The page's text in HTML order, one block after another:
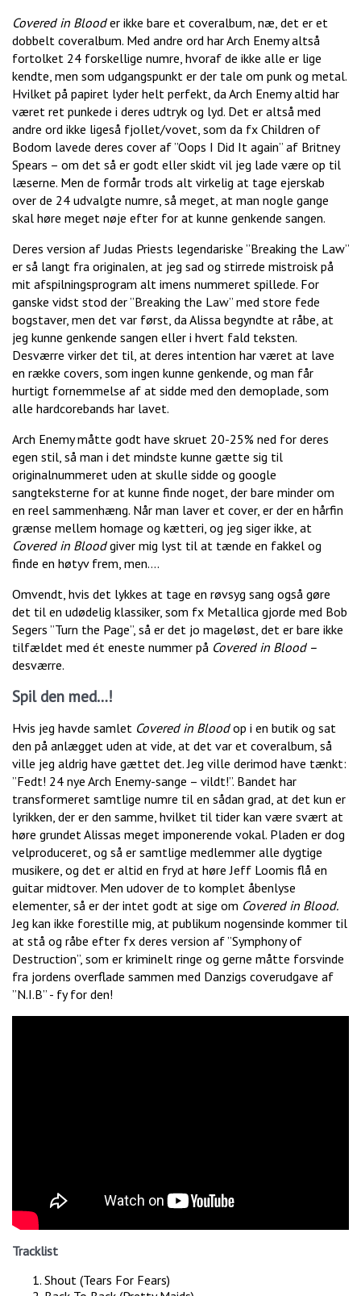
Covered in Blooder ikke bare et coveralbum, næ, det er et
dobbelt coveralbum. Med andre ord har Arch Enemy altså
fortolket 24 forskellige numre, hvoraf de ikke alle er lige
kendte, men som udgangspunkt er der tale om punk og metal.
Hvilket på papiret lyder helt perfekt, da Arch Enemy altid har
været ret punkede i deres udtryk og lyd. Det er altså med
andre ord ikke ligeså fjollet/vovet, som da fx Children of
Bodom lavede deres cover af ”Oops I Did It again” af Britney
Spears – om det så er godt eller skidt vil jeg lade være op til
læserne. Men de formår trods alt virkelig at tage ejerskab
over de 24 udvalgte numre, så meget, at man nogle gange
skal høre meget nøje efter for at kunne genkende sangen.
Deres version af Judas Priests legendariske ”Breaking the Law”
er så langt fra originalen, at jeg sad og stirrede mistroisk på
mit afspilningsprogram alt imens nummeret spillede. For
ganske vidst stod der ”Breaking the Law” med store fede
bogstaver, men det var først, da Alissa begyndte at råbe, at
jeg kunne genkende sangen eller i hvert fald teksten.
Desværre virker det til, at deres intention har været at lave
en række covers, som ingen kunne genkende, og man får
hurtigt fornemmelse af at sidde med den demoplade, som
alle hardcorebands har lavet.
Arch Enemy måtte godt have skruet 20-25% ned for deres
egen stil, så man i det mindste kunne gætte sig til
originalnummeret uden at skulle sidde og google
sangteksterne for at kunne finde noget, der bare minder om
en reel sammenhæng. Når man laver et cover, er der en hårfin
grænse mellem homage og kætteri, og jeg siger ikke, at
Covered in Bloodgiver mig lyst til at tænde en fakkel og
finde en høtyv frem, men….
Omvendt, hvis det lykkes at tage en røvsyg sang også gøre
det til en udødelig klassiker, som fx Metallica gjorde med Bob
Segers ”Turn the Page”, så er det jo mageløst, det er bare ikke
tilfældet med ét eneste nummer på Covered in Blood –
desværre.
Spil den med…!
Hvis jeg havde samlet Covered in Bloodop i en butik og sat
den på anlægget uden at vide, at det var et coveralbum, så
ville jeg aldrig have gættet det. Jeg ville derimod have tænkt:
”Fedt! 24 nye Arch Enemy-sange – vildt!”. Bandet har
transformeret samtlige numre til en sådan grad, at det kun er
lyrikken, der er den samme, hvilket til tider kan være svært at
høre grundet Alissas meget imponerende vokal. Pladen er dog
velproduceret, og så er samtlige medlemmer alle dygtige
musikere, og det er altid en fryd at høre Jeff Loomis flå en
guitar midtover. Men udover de to komplet åbenlyse
elementer, så er der intet godt at sige om Covered in Blood.
Jeg kan ikke forestille mig, at publikum nogensinde kommer til
at stå og råbe efter fx deres version af ”Symphony of
Destruction”, som er kriminelt ringe og gerne måtte forsvinde
fra jordens overflade sammen med Danzigs coverudgave af
”N.I.B” - fy for den!
Tracklist
Shout (Tears For Fears)